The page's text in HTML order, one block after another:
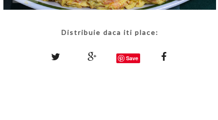
Distribuie daca iti place:
Save